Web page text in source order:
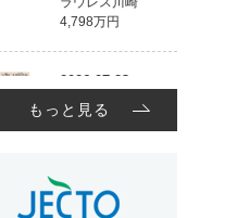
もっと見る